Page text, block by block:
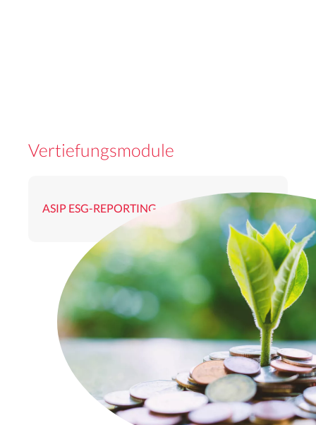
Vertiefungsmodule
ASIP ESG-REPORTING